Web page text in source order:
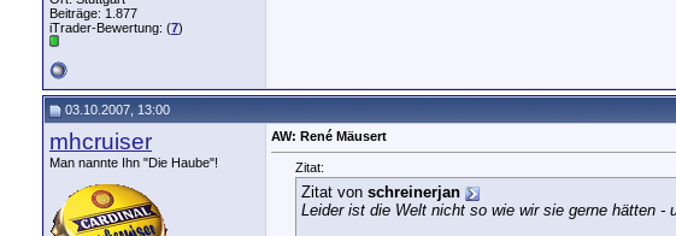
Beiträge: 1.877
iTrader-Bewertung: (7)
03.10.2007, 13:00
mhcruiser
Man nannte Ihn "Die Haube"!
AW: René Mäusert
Zitat:
Zitat von schreinerjan
Leider ist die Welt nicht so wie wir sie gerne hätten -